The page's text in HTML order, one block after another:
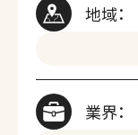
地域：
業界：